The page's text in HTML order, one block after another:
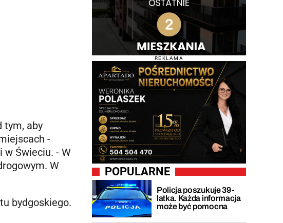
tym, aby
-
w Świeciu. - W
W
bydgoskiego.
REKLAMA
POPULARNE
Policja poszukuje 39-
latka. Każda informacja
może być pomocna